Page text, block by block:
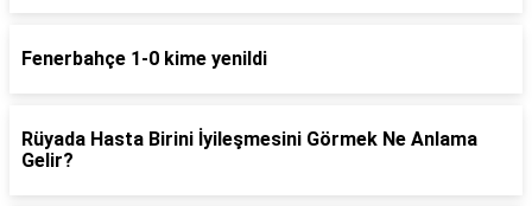
Fenerbahçe 1-0 kime yenildi
Rüyada Hasta Birini İyileşmesini Görmek Ne Anlama
Gelir?